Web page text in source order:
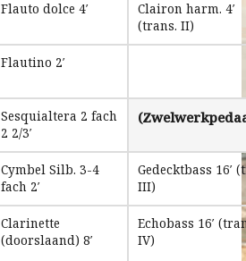
Flauto dolce 4′
Clairon harm. 4′
(trans. II)
Flautino 2′
Sesquialtera 2 fach
2 2/3′
Cymbel Silb. 3-4
fach 2′
Gedecktbass 16′
III)
Clarinette
(doorslaand) 8′
Echobass 16′
IV)